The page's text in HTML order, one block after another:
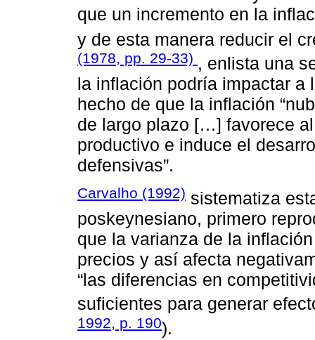
que un incremento en la
y de esta manera reducir el
(1978, pp. 29-33) , enlista una
la inflación podría impactar a
hecho de que la inflación
de largo plazo […] favorece
productivo e induce el
defensivas”.
Carvalho (1992) sistematiza
poskeynesiano, primero
que la varianza de la
precios y así afecta
“las diferencias en
suficientes para generar
1992, p. 190).